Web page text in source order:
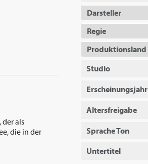
als
die in der
Darsteller
Regie
Produktionsland
Studio
Erscheinungsjahr
Altersfreigabe
Sprache Ton
Untertitel